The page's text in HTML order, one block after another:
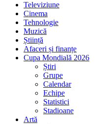
Televiziune
Cinema
Tehnologie
Muzică
Știință
Afaceri și finanțe
Cupa Mondială 2026
Știri
Grupe
Calendar
Echipe
Statistici
Stadioane
Artă